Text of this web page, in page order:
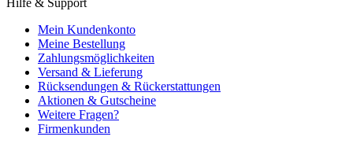
Mein Kundenkonto
Meine Bestellung
Zahlungsmöglichkeiten
Versand & Lieferung
Rücksendungen & Rückerstattungen
Aktionen & Gutscheine
Weitere Fragen?
Firmenkunden